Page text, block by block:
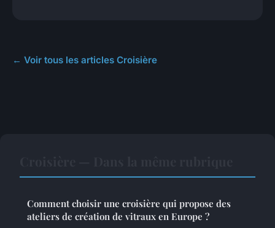
← Voir tous les articles Croisière
Comment choisir une croisière qui propose des
ateliers de création de vitraux en Europe ?